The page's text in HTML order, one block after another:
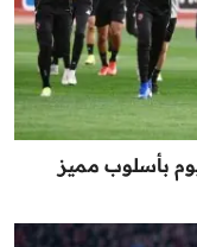
بأسلوب مميز